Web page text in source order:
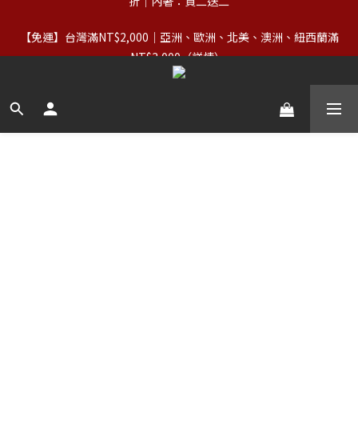
折｜內著：買二送二
NT$3,000（詳情）
【VIP福利】單筆滿NT$5,000享終生VIP＋最高5%回饋
【服飾優惠】設計系列正價商品＆Basics系列：2件89折／3件79